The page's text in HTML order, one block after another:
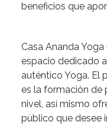
beneficios que
Casa Ananda Yoga
espacio dedicado
auténtico Yoga. El
es la formación de
nivel, así mismo
público que desee